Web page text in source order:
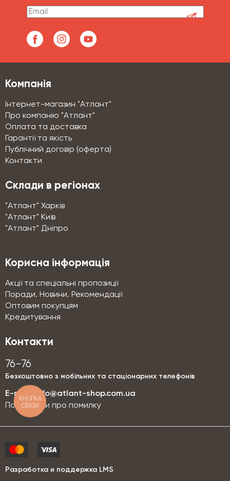
Компанія
Інтернет-магазин "Атлант"
Про компанію "Атлант"
Оплата та доставка
Гарантії та якість
Публічний договір (оферта)
Контакти
Склади в регіонах
"Атлант" Харків
"Атлант" Київ
"Атлант" Дніпро
Корисна інформація
Акції та спеціальні пропозиції
Поради. Новини. Рекомендації
Оптовим покупцям
Кредитування
Контакти
76-76
Безкоштовно з мобільних та стаціонарних телефонів
E-mail:info@atlant-shop.com.ua
Повідомити про помилку
Разработка и поддержка LMS
КНОПКА
СВЯЗИ